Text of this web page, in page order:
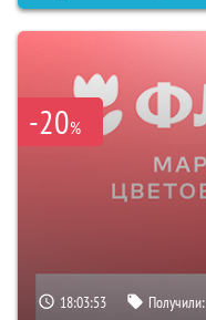
-20%
18:03:52 Получили: